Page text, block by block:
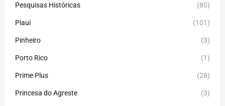
Pesquisas Históricas (80)
Piauí (101)
Pinheiro (3)
Porto Rico (1)
Prime Plus (28)
Princesa do Agreste (3)